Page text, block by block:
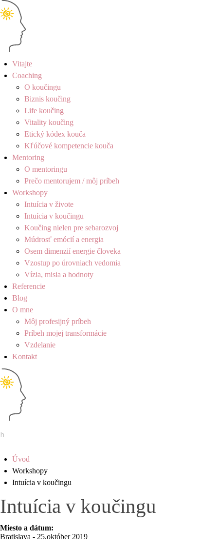
Vitajte
Coaching
O koučingu
Biznis koučing
Life koučing
Vitality koučing
Etický kódex kouča
Kľúčové kompetencie kouča
Mentoring
O mentoringu
Prečo mentorujem / môj príbeh
Workshopy
Intuícia v živote
Intuícia v koučingu
Koučing nielen pre sebarozvoj
Múdrosť emócií a energia
Osem dimenzií energie človeka
Vzostup po úrovniach vedomia
Vízia, misia a hodnoty
Referencie
Blog
O mne
Môj profesijný príbeh
Príbeh mojej transformácie
Vzdelanie
Kontakt
Úvod
Workshopy
Intuícia v koučingu
Intuícia v koučingu
Miesto a dátum:
Bratislava - 25.október 2019